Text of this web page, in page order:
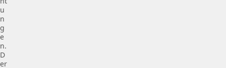
u
n
g
e
n.
D
er